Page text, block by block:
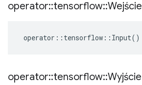
operator::tensorflow::Wejście
operator :: tensorflow :: Input()
operator::tensorflow::Wyjście